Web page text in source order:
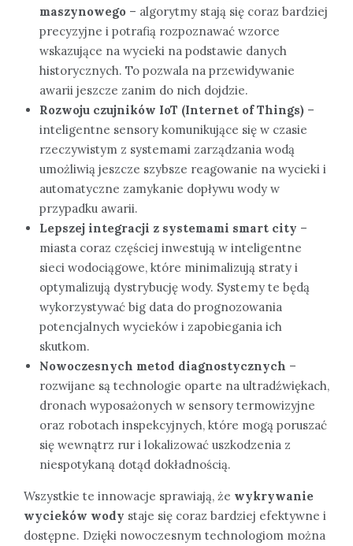
maszynowego – algorytmy stają się coraz bardziej
precyzyjne i potrafią rozpoznawać wzorce
wskazujące na wycieki na podstawie danych
historycznych. To pozwala na przewidywanie
awarii jeszcze zanim do nich dojdzie.
Rozwoju czujników IoT (Internet of Things) –
inteligentne sensory komunikujące się w czasie
rzeczywistym z systemami zarządzania wodą
umożliwią jeszcze szybsze reagowanie na wycieki i
automatyczne zamykanie dopływu wody w
przypadku awarii.
Lepszej integracji z systemami smart city –
miasta coraz częściej inwestują w inteligentne
sieci wodociągowe, które minimalizują straty i
optymalizują dystrybucję wody. Systemy te będą
wykorzystywać big data do prognozowania
potencjalnych wycieków i zapobiegania ich
skutkom.
Nowoczesnych metod diagnostycznych –
rozwijane są technologie oparte na ultradźwiękach,
dronach wyposażonych w sensory termowizyjne
oraz robotach inspekcyjnych, które mogą poruszać
się wewnątrz rur i lokalizować uszkodzenia z
niespotykaną dotąd dokładnością.
Wszystkie te innowacje sprawiają, że wykrywanie
wycieków wody staje się coraz bardziej efektywne i
dostępne. Dzięki nowoczesnym technologiom można